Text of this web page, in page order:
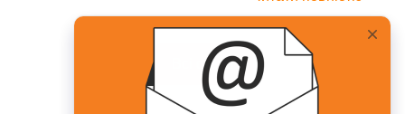
Всі статті